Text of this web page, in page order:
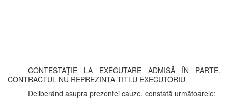
CONTESTAŢIE LA EXECUTARE ADMISĂ ÎN PARTE.
CONTRACTUL NU REPREZINTA TITLU EXECUTORIU
Deliberând asupra prezentei cauze, constată următoarele: